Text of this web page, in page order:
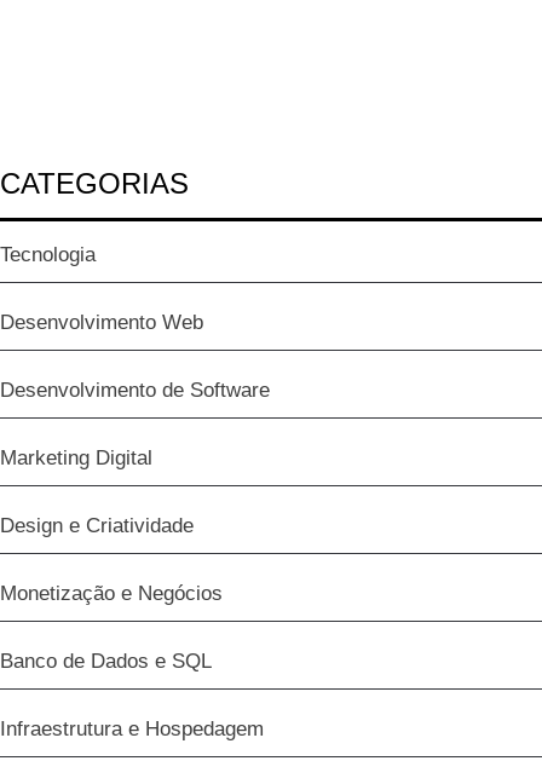
CATEGORIAS
Tecnologia
Desenvolvimento Web
Desenvolvimento de Software
Marketing Digital
Design e Criatividade
Monetização e Negócios
Banco de Dados e SQL
Infraestrutura e Hospedagem